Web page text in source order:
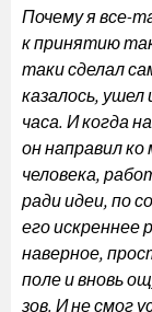
Почему я все-
к принятию
таки сделал
казалось, ушел
часа. И когда
он направил
человека,
ради идеи, по
его искреннее
наверное,
поле и вновь
зов. И не смог